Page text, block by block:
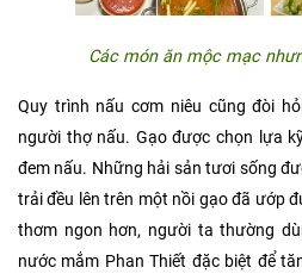
Các món ăn mộc mạc
Quy trình nấu cơm niêu cũng đòi
người thợ nấu. Gạo được chọn lựa
đem nấu. Những hải sản tươi sống
trải đều lên trên một nồi gạo đã ướp
thơm ngon hơn, người ta thường
nước mắm Phan Thiết đặc biệt để